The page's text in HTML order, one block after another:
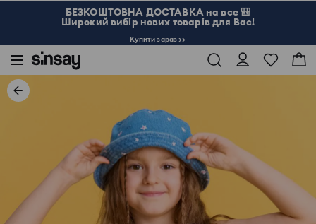
БЕЗКОШТОВНА ДОСТАВКА на все 🎒
Широкий вибір нових товарів для Вас!
Купити зараз >>